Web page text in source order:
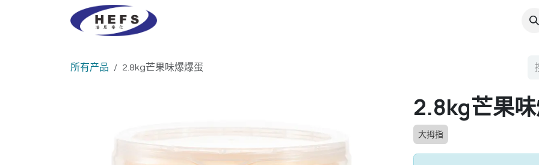
所有产品 2.8kg芒果味爆爆蛋
2.8kg芒果
大拇指